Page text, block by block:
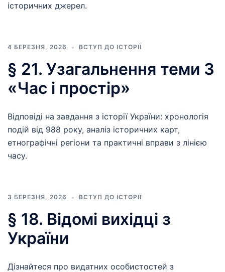
історичних джерел.
4 БЕРЕЗНЯ, 2026 ВСТУП ДО ІСТОРІЇ
§ 21. Узагальнення теми 3
«Час і простір»
Відповіді на завдання з історії України: хронологія
подій від 988 року, аналіз історичних карт,
етнографічні регіони та практичні вправи з лінією
часу.
3 БЕРЕЗНЯ, 2026 ВСТУП ДО ІСТОРІЇ
§ 18. Відомі вихідці з
України
Дізнайтеся про видатних особистостей з